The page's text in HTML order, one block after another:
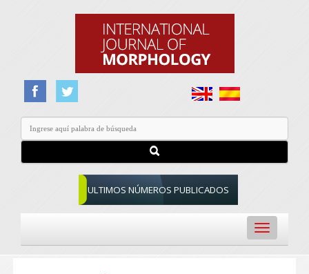
ULTIMOS NÚMEROS PUBLICADOS
Toggle
navigation